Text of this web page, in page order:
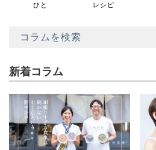
ひと レシピ
新着コラム